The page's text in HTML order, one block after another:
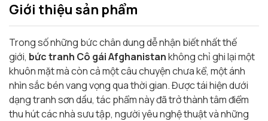
Giới thiệu sản phẩm
Trong số những bức chân dung dễ nhận biết nhất thế
giới, bức tranh Cô gái Afghanistankhông chỉ ghi lại một
khuôn mặt mà còn cả một câu chuyện chưa kể, một ánh
nhìn sắc bén vang vọng qua thời gian. Được tái hiện dưới
dạng tranh sơn dầu, tác phẩm này đã trở thành tâm điểm
thu hút các nhà sưu tập, người yêu nghệ thuật và những